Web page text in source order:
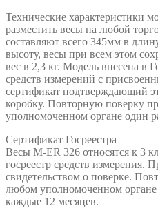
Технические характеристики
разместить весы на любой
составляют всего 345мм в
высоту, весы при всем этом
вес в 2,3 кг. Модель внесена в
средств измерений с
сертификат подтверждающий
коробку. Повторную поверку
уполномоченном органе один
Сертификат Госреестра
Весы M-ER 326 относятся к 3
госреестр средств измерения.
свидетельством о поверке.
любом уполномоченном органе
каждые 12 месяцев.